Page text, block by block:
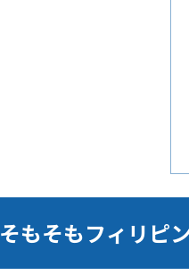
そもそもフィリピ